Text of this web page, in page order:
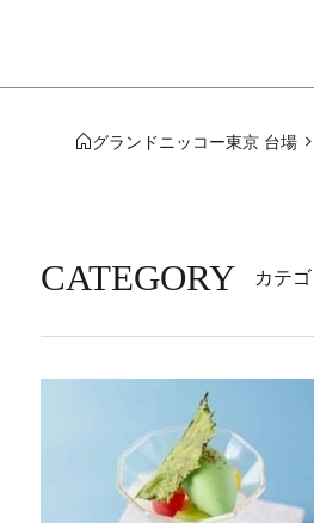
グランドニッコー東京 台場
CATEGORY カテ